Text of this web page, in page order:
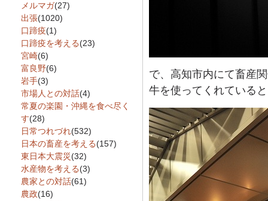
で、高知市内にて畜産
牛を使ってくれている
メルマガ(27)
出張(1020)
口蹄疫(1)
口蹄疫を考える(23)
宮崎(6)
富良野(6)
岩手(3)
市場人との対話(4)
常夏の楽園・沖縄を食べ尽く
す(28)
日常つれづれ(532)
日本の畜産を考える(157)
東日本大震災(32)
水産物を考える(3)
農家との対話(61)
農政(16)